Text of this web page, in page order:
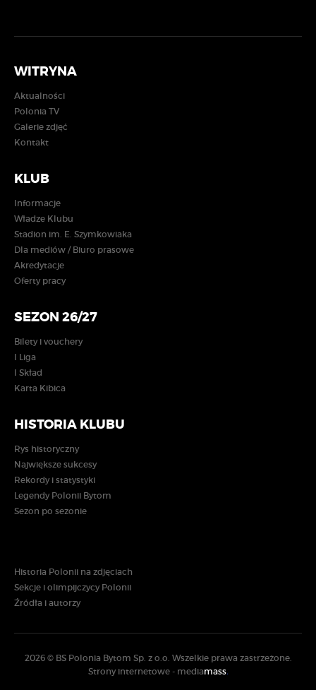
WITRYNA
Aktualności
Polonia TV
Galerie zdjęć
Kontakt
KLUB
Informacje
Władze Klubu
Stadion im. E. Szymkowiaka
Dla mediów / Biuro prasowe
Akredytacje
Oferty pracy
SEZON 26/27
Bilety i vouchery
I Liga
I Skład
Karta Kibica
HISTORIA KLUBU
Rys historyczny
Największe sukcesy
Rekordy i statystyki
Legendy Polonii Bytom
Sezon po sezonie
Historia Polonii na zdjęciach
Sekcje i olimpijczycy Polonii
Źródła i autorzy
2026 © BS Polonia Bytom Sp. z o.o. Wszelkie prawa zastrzeżone.
Strony internetowe - mediamass.